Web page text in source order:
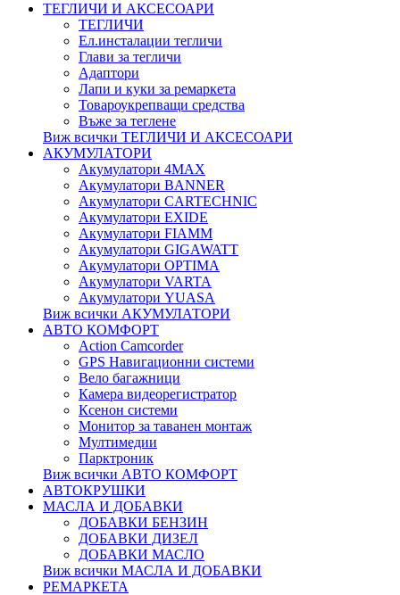
ТЕГЛИЧИ И АКСЕСОАРИ
ТЕГЛИЧИ
Eл.инсталации тегличи
Глави за тегличи
Адаптори
Лапи и куки за ремаркета
Товароукрепващи средства
Въже за теглене
Виж всички ТЕГЛИЧИ И АКСЕСОАРИ
АКУМУЛАТОРИ
Акумулатори 4MAX
Акумулатори BANNER
Акумулатори CARTECHNIC
Акумулатори EXIDE
Акумулатори FIAMM
Акумулатори GIGAWATT
Акумулатори OPTIMA
Акумулатори VARTA
Акумулатори YUASA
Виж всички АКУМУЛАТОРИ
АВТО КОМФОРТ
Action Camcorder
GPS Навигационни системи
Вело багажници
Камера видеорегистратор
Ксенон системи
Монитор за таванен монтаж
Мултимедии
Парктроник
Виж всички АВТО КОМФОРТ
АВТОКРУШКИ
МАСЛА И ДОБАВКИ
ДОБАВКИ БЕНЗИН
ДОБАВКИ ДИЗЕЛ
ДОБАВКИ МАСЛО
Виж всички МАСЛА И ДОБАВКИ
РЕМАРКЕТА